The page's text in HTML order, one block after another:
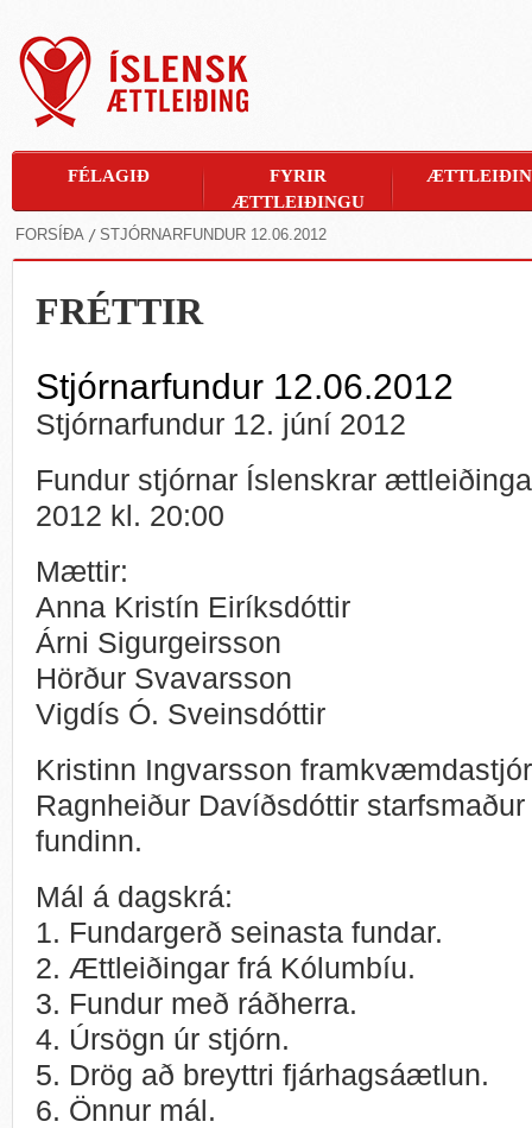
FORSÍÐA STJÓRNARFUNDUR 12.06.2012
FRÉTTIR
Stjórnarfundur 12.06.2012
Stjórnarfundur 12. júní 2012
Fundur stjórnar Íslenskrar
2012 kl. 20:00
Mættir:
Anna Kristín Eiríksdóttir
Árni Sigurgeirsson
Hörður Svavarsson
Vigdís Ó. Sveinsdóttir
Kristinn Ingvarsson
Ragnheiður Davíðsdóttir
fundinn.
Mál á dagskrá:
1. Fundargerð seinasta fundar.
2. Ættleiðingar frá Kólumbíu.
3. Fundur með ráðherra.
4. Úrsögn úr stjórn.
5. Drög að breyttri fjárhagsáætlun.
6. Önnur mál.
FÉLAGIÐ
FYRIR
ÆTTLEIÐINGU